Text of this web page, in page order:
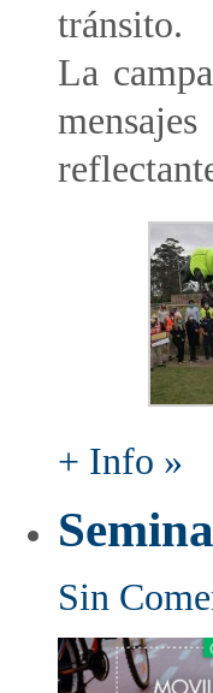
tránsito.
La
+ Info »
Sin